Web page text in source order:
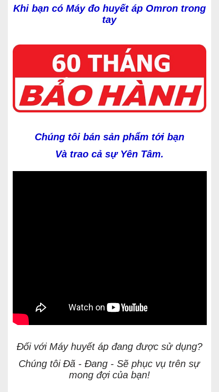
Khi bạn có Máy đo huyết áp Omron trong
tay
Chúng tôi bán sản phẩm tới bạn
Và trao cả sự Yên Tâm.
Đối với Máy huyết áp đang được sử dụng?
Chúng tôi Đã - Đang - Sẽ phục vụ trên sự
mong đợi của bạn!